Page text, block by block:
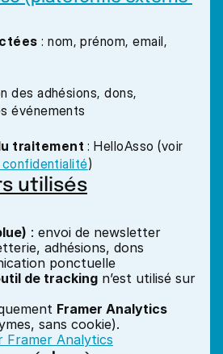
: nom, prénom, email,
des adhésions, dons,
événements
traitement : HelloAsso (voir
)
utilisés
: envoi de newsletter
adhésions, dons
ponctuelle
de tracking n’est utilisé sur
Framer Analytics
sans cookie).
Framer Analytics